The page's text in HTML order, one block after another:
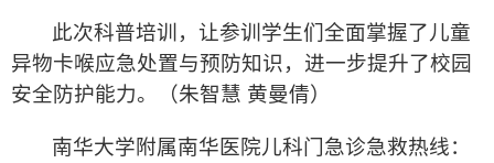
此次科普培训，让参训学生们全面掌握了儿童
异物卡喉应急处置与预防知识，进一步提升了校园
安全防护能力。（朱智慧 黄曼倩）
南华大学附属南华医院儿科门急诊急救热线：